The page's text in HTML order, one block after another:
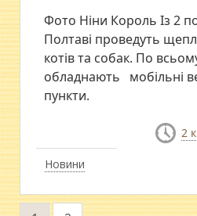
Новини
Фото Ніни Король Із 2
Полтаві проведуть
котів та собак. По
обладнають мобільні
пункти.
2